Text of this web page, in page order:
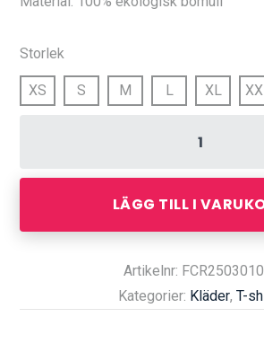
Storlek
XS S M L XL
LÄGG TILL I
Artikelnr:
Kategorier: Kläder, T-